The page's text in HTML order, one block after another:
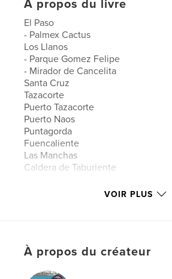
À propos du livre
El Paso
- Palmex Cactus
Los Llanos
- Parque Gomez Felipe
- Mirador de Cancelita
Santa Cruz
Tazacorte
Puerto Tazacorte
Puerto Naos
Puntagorda
Fuencaliente
Las Manchas
Caldera de Taburiente
Site Web de l'auteur
Caractéristiques et
Catégorie principale:
VOIR PLUS
À propos du créateur